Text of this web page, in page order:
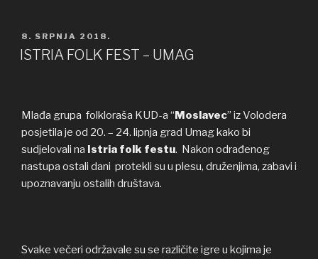
OBJAVLJENO
8. SRPNJA 2018.
ISTRIA FOLK FEST – UMAG
Mlađa grupa folkloraša KUD-a “Moslavec” iz Volodera
posjetila je od 20. – 24. lipnja grad Umag kako bi
sudjelovali na Istria folk festu. Nakon odrađenog
nastupa ostali dani protekli su u plesu, druženjima, zabavi i
upoznavanju ostalih društava.
Svake večeri održavale su se različite igre u kojima je